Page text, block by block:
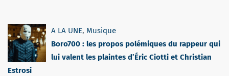
A LA UNE, Musique
Boro700 : les propos polémiques du rappeur qui
lui valent les plaintes d’Éric Ciotti et Christian
Estrosi